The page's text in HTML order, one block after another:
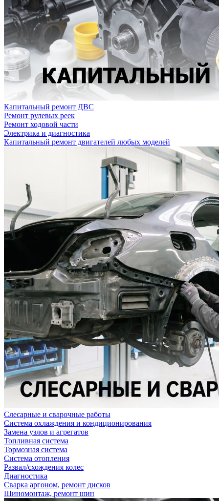
Капитальный ремонт ДВС
Ремонт рулевых реек
Ремонт ходовой части
Электрика и диагностика
Капитальный ремонт двигателей любых моделей
Слесарные и сварочные работы
Система охлаждения и кондиционирования
Замена узлов и агрегатов
Топливная система
Тормозная система
Система отопления
Развал/схождения колес
Диагностика
Сварка аргоном, ремонт дисков
Шиномонтаж, ремонт шин